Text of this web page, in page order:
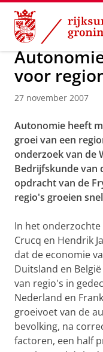
Skip
Content
Skip
Navigation
Over ons Actueel
voor
27 november 2007
Autonomie heeft
groei van een
onderzoek van de
Bedrijfskunde van
opdracht van de
regio's groeien
In het
Crucq en Hendrik
dat de economie
Duitsland en
van regio's in
Nederland en
groeivoet van de
bevolking, na
factoren, een half